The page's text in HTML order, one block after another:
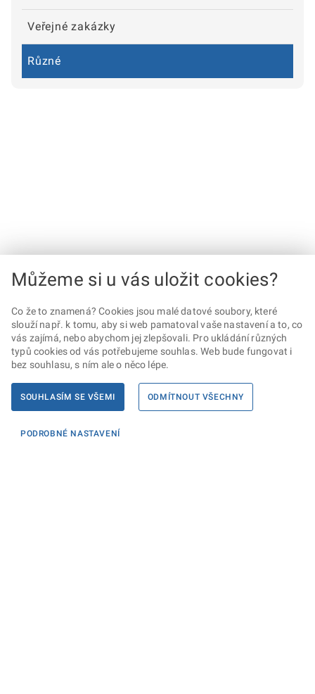
Veřejné zakázky
Různé
Můžeme si u vás uložit cookies?
Co že to znamená? Cookies jsou malé datové soubory, které
slouží např. k tomu, aby si web pamatoval vaše nastavení a to, co
vás zajímá, nebo abychom jej zlepšovali. Pro ukládání různých
typů cookies od vás potřebujeme souhlas. Web bude fungovat i
bez souhlasu, s ním ale o něco lépe.
SOUHLASÍM SE VŠEMI ODMÍTNOUT VŠECHNY
PODROBNÉ NASTAVENÍ